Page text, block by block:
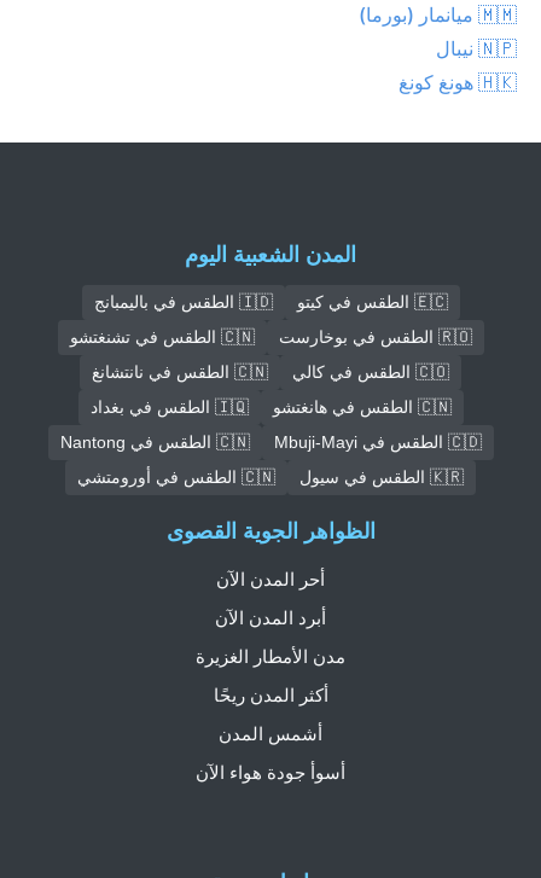
🇲🇲 ميانمار (بورما)
🇳🇵 نيبال
🇭🇰 هونغ كونغ
المدن الشعبية اليوم
🇪🇨 الطقس في كيتو
🇮🇩 الطقس في باليمبانج
🇷🇴 الطقس في بوخارست
🇨🇳 الطقس في تشنغتشو
🇨🇴 الطقس في كالي
🇨🇳 الطقس في نانتشانغ
🇨🇳 الطقس في هانغتشو
🇮🇶 الطقس في بغداد
🇨🇩 الطقس في Mbuji-Mayi
🇨🇳 الطقس في Nantong
🇰🇷 الطقس في سيول
🇨🇳 الطقس في أورومتشي
الظواهر الجوية القصوى
أحر المدن الآن
أبرد المدن الآن
مدن الأمطار الغزيرة
أكثر المدن ريحًا
أشمس المدن
أسوأ جودة هواء الآن